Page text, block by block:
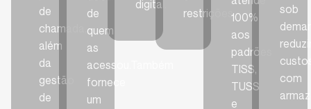
de
chamada,
além
da
gestão
de
de
quem
as
acessou.Também
fornece
um
digital.
restrições.100%
aos
padrões
TISS,
TUSS
e
sob
com